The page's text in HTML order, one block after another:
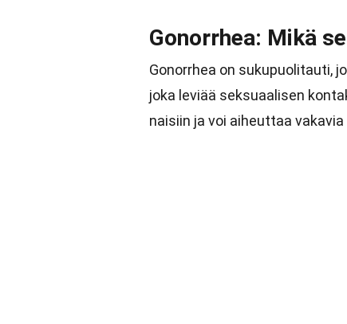
Gonorrhea: Mikä
Gonorrhea on sukupuolitauti,
joka leviää seksuaalisen
naisiin ja voi aiheuttaa